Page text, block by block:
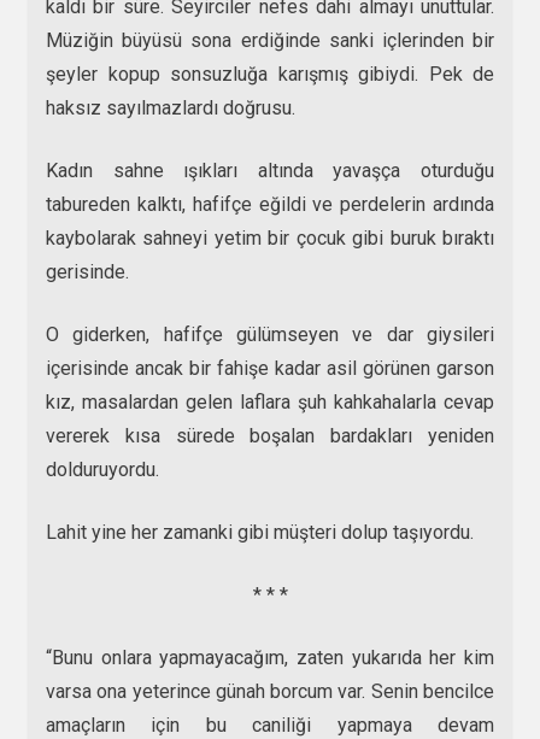
kaldı bir süre. Seyirciler nefes dahi almayı unuttular.
Müziğin büyüsü sona erdiğinde sanki içlerinden bir
şeyler kopup sonsuzluğa karışmış gibiydi. Pek de
haksız sayılmazlardı doğrusu.
Kadın sahne ışıkları altında yavaşça oturduğu
tabureden kalktı, hafifçe eğildi ve perdelerin ardında
kaybolarak sahneyi yetim bir çocuk gibi buruk bıraktı
gerisinde.
O giderken, hafifçe gülümseyen ve dar giysileri
içerisinde ancak bir fahişe kadar asil görünen garson
kız, masalardan gelen laflara şuh kahkahalarla cevap
vererek kısa sürede boşalan bardakları yeniden
dolduruyordu.
Lahit yine her zamanki gibi müşteri dolup taşıyordu.
* * *
“Bunu onlara yapmayacağım, zaten yukarıda her kim
varsa ona yeterince günah borcum var. Senin bencilce
amaçların için bu caniliği yapmaya devam